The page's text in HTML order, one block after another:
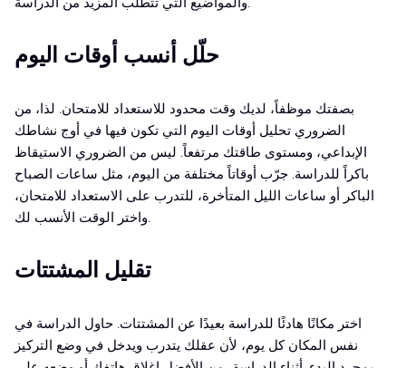
حلّل أنسب أوقات اليوم
بصفتك موظفاً، لديك وقت محدود للاستعداد للامتحان. لذا، من
الضروري تحليل أوقات اليوم التي تكون فيها في أوج نشاطك
الإبداعي، ومستوى طاقتك مرتفعاً. ليس من الضروري الاستيقاظ
باكراً للدراسة. جرّب أوقاتاً مختلفة من اليوم، مثل ساعات الصباح
الباكر أو ساعات الليل المتأخرة، للتدرب على الاستعداد للامتحان،
واختر الوقت الأنسب لك.
تقليل المشتتات
اختر مكانًا هادئًا للدراسة بعيدًا عن المشتتات. حاول الدراسة في
نفس المكان كل يوم، لأن عقلك يتدرب ويدخل في وضع التركيز